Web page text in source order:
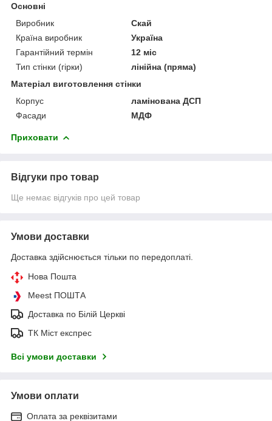
Основні
Виробник
Скай
Країна виробник
Україна
Гарантійний термін
12 міс
Тип стінки (гірки)
лінійна (пряма)
Матеріал виготовлення стінки
Корпус
ламінована ДСП
Фасади
МДФ
Приховати
Відгуки про товар
Ще немає відгуків про цей товар
Умови доставки
Доставка здійснюється тільки по передоплаті.
Нова Пошта
Meest ПОШТА
Доставка по Білій Церкві
ТК Міст експрес
Всі умови доставки
Умови оплати
Оплата за реквізитами